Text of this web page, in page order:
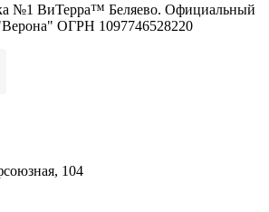
№1 ВиТерра™ Беляево. Официальный
ОГРН 1097746528220
104